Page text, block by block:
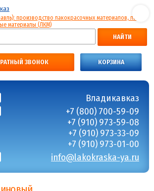
НАЙТИ
ЗВОНОК КОРЗИНА
Владикавказ
+7 (800) 700-59-09
+7 (910) 973-59-08
+7 (910) 973-33-09
+7 (910) 973-01-00
info@lakokraska-ya.ru